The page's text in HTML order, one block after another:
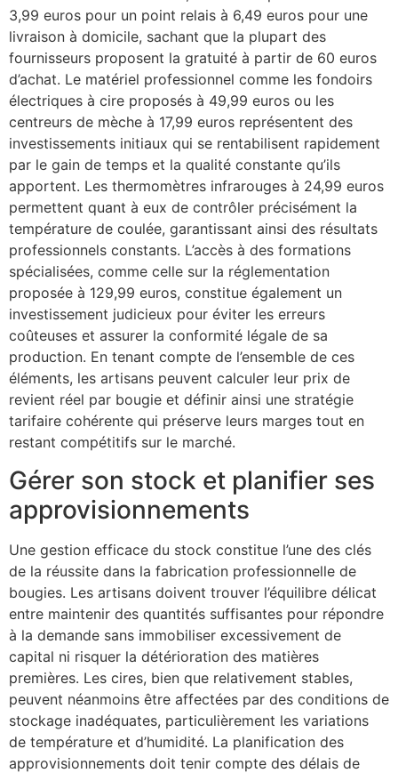
3,99 euros pour un point relais à 6,49 euros pour une
livraison à domicile, sachant que la plupart des
fournisseurs proposent la gratuité à partir de 60 euros
d’achat. Le matériel professionnel comme les fondoirs
électriques à cire proposés à 49,99 euros ou les
centreurs de mèche à 17,99 euros représentent des
investissements initiaux qui se rentabilisent rapidement
par le gain de temps et la qualité constante qu’ils
apportent. Les thermomètres infrarouges à 24,99 euros
permettent quant à eux de contrôler précisément la
température de coulée, garantissant ainsi des résultats
professionnels constants. L’accès à des formations
spécialisées, comme celle sur la réglementation
proposée à 129,99 euros, constitue également un
investissement judicieux pour éviter les erreurs
coûteuses et assurer la conformité légale de sa
production. En tenant compte de l’ensemble de ces
éléments, les artisans peuvent calculer leur prix de
revient réel par bougie et définir ainsi une stratégie
tarifaire cohérente qui préserve leurs marges tout en
restant compétitifs sur le marché.
Gérer son stock et planifier ses
approvisionnements
Une gestion efficace du stock constitue l’une des clés
de la réussite dans la fabrication professionnelle de
bougies. Les artisans doivent trouver l’équilibre délicat
entre maintenir des quantités suffisantes pour répondre
à la demande sans immobiliser excessivement de
capital ni risquer la détérioration des matières
premières. Les cires, bien que relativement stables,
peuvent néanmoins être affectées par des conditions de
stockage inadéquates, particulièrement les variations
de température et d’humidité. La planification des
approvisionnements doit tenir compte des délais de